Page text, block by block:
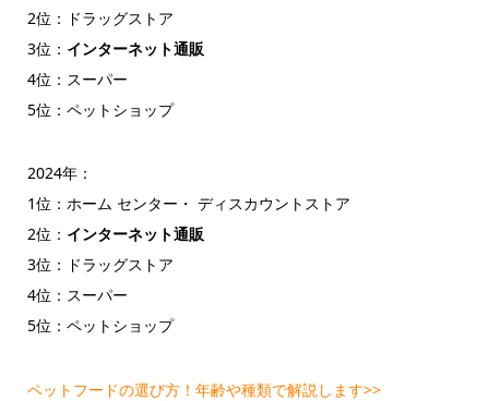
2位：ドラッグストア
3位： インターネット通販
4位：スーパー
5位：ペットショップ
2024年：
1位：ホーム センター・ ディスカウントストア
2位： インターネット通販
3位：ドラッグストア
4位：スーパー
5位：ペットショップ
ペットフードの選び方！年齢や種類で解説します>>